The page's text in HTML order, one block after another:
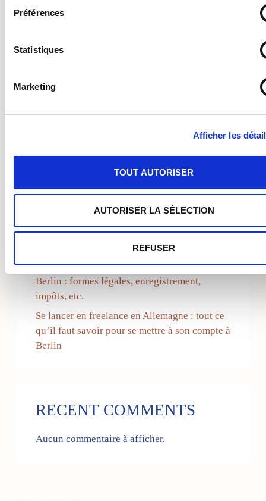
Préférences
Statistiques
Marketing
Afficher les
TOUT AUTORISER
AUTORISER LA SÉLECTION
REFUSER
Café Ins Morgen, Oranienplatz 1, 10999 Berlin
RECENT POSTS
Comment tout a commencé…
Créer une entreprise en Allemagne : une
introduction claire à la création d’entreprise à
Berlin : formes légales, enregistrement,
impôts, etc.
Se lancer en freelance en Allemagne : tout ce
qu’il faut savoir pour se mettre à son compte à
Berlin
RECENT COMMENTS
Aucun commentaire à afficher.